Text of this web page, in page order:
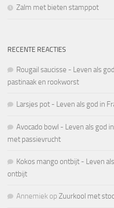
Zalm met bieten stamppot
RECENTE REACTIES
Rougail saucisse - Leven als
pastinaak en rookworst
Larsjes pot - Leven als god in
Avocado bowl - Leven als god
met passievrucht
Kokos mango ontbijt - Leven
ontbijt
Annemiek op Zuurkool met